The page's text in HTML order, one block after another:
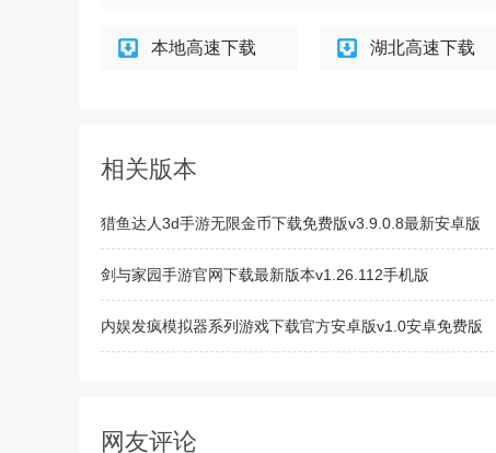
本地高速下载 湖北高速下载
相关版本
猎鱼达人3d手游无限金币下载免费版v3.9.0.8最新安卓版
剑与家园手游官网下载最新版本v1.26.112手机版
内娱发疯模拟器系列游戏下载官方安卓版v1.0安卓免费版
网友评论